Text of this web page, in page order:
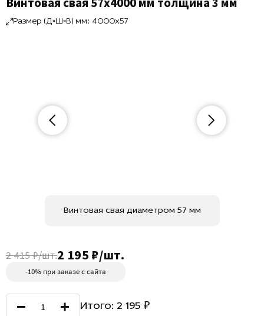
Размер (Д×Ш×В) мм: 4000x57
2 415 ₽/шт.2 195 ₽/шт.
-10% при заказе с сайта
Итого: 2 195 ₽
Винтовая свая диаметром 57 мм